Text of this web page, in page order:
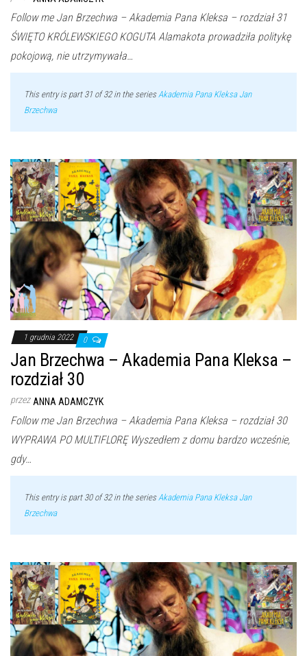
Follow me Jan Brzechwa – Akademia Pana Kleksa – rozdział 31
ŚWIĘTO KRÓLEWSKIEGO KOGUTA Alamakota prowadziła politykę
pokojową, nie utrzymywała…
This entry is part 31 of 32 in the series Akademia Pana Kleksa Jan
Brzechwa
1 grudnia 2022 0
Jan Brzechwa – Akademia Pana Kleksa –
rozdział 30
przez ANNA ADAMCZYK
Follow me Jan Brzechwa – Akademia Pana Kleksa – rozdział 30
WYPRAWA PO MULTIFLORĘ Wyszedłem z domu bardzo wcześnie,
gdy…
This entry is part 30 of 32 in the series Akademia Pana Kleksa Jan
Brzechwa